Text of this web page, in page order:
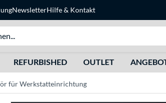
NewsletterHilfe& Kontakt
REFURBISHED OUTLET
für Werkstatteinrichtung